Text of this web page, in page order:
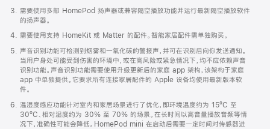
需要使用多部 HomePod 扬声器或兼容隔空播放功能并运行最新隔空播放软件
的扬声器。
需要使用支持 HomeKit 或 Matter 的配件。智能家居配件需单独购买。
声音识别功能可检测到烟雾和一氧化碳的警报声，并可在识别后向你发送通知。
当用户身处可能受到伤害的环境中，或在高风险或紧急情况下，均不应依赖声音
识别功能。声音识别功能需要使用升级更新后的家庭 app 架构，该架构于家庭
app 中单独提供。它要求所有连接家居配件的 Apple 设备均使用最新版本软
件。
温湿度感应功能针对室内和家居场景进行了优化，即环境温度约为 15ºC 至
30ºC、相对湿度约为 30% 至 70% 的场景。在长时间以高音量播放音频等情
况下，准确性可能会降低。HomePod mini 在启动后需要一定时间对传感器进